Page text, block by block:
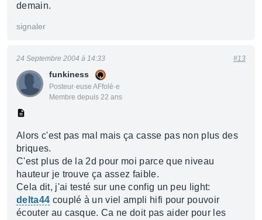
demain.
signaler
funkiness
Posteur·euse AFfolé·e
Membre depuis 22 ans
24 Septembre 2004 à 14:33 #13
Alors c'est pas mal mais ça casse pas non plus des
briques.
C'est plus de la 2d pour moi parce que niveau
hauteur je trouve ça assez faible.
Cela dit, j'ai testé sur une config un peu light:
delta44 couplé à un viel ampli hifi pour pouvoir
écouter au casque. Ca ne doit pas aider pour les